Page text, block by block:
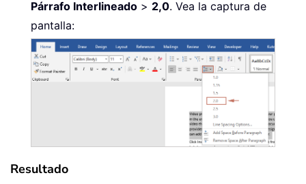
Párrafo Interlineado > 2,0. Vea la captura de
pantalla:
Resultado